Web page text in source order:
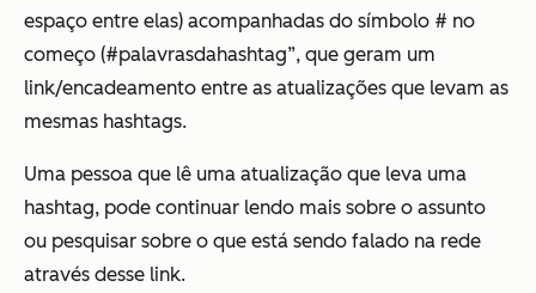
espaço entre elas) acompanhadas do símbolo # no
começo (#palavrasdahashtag”, que geram um
link/encadeamento entre as atualizações que levam as
mesmas hashtags.
Uma pessoa que lê uma atualização que leva uma
hashtag, pode continuar lendo mais sobre o assunto
ou pesquisar sobre o que está sendo falado na rede
através desse link.